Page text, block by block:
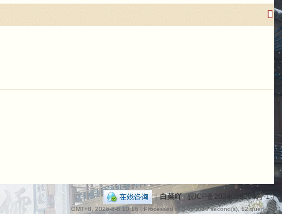
| 白菜吖( 皖ICP备2024056294号-1)
GMT+8, 2026-8-6 10:16 , Processed in 0.060030 second(s), 12 queries .